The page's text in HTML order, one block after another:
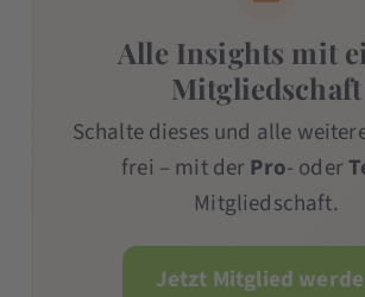
Alle Insights mit
Mitgliedschaft
Schalte dieses und alle
frei – mit derPro- oder
Mitgliedschaft.
Jetzt Mitglied